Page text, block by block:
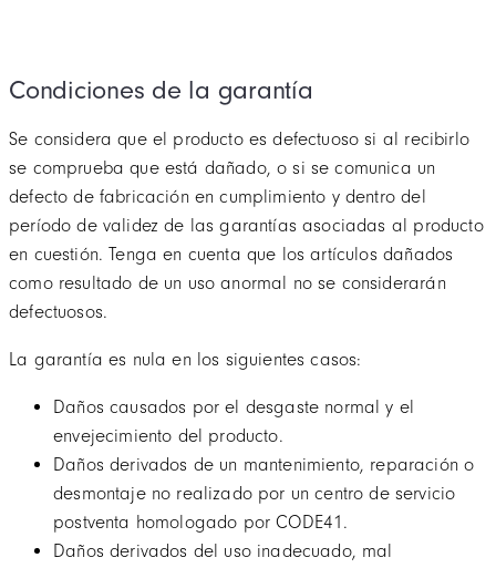
Condiciones de la garantía
Se considera que el producto es defectuoso si al recibirlo
se comprueba que está dañado, o si se comunica un
defecto de fabricación en cumplimiento y dentro del
período de validez de las garantías asociadas al producto
en cuestión. Tenga en cuenta que los artículos dañados
como resultado de un uso anormal no se considerarán
defectuosos.
La garantía es nula en los siguientes casos:
Daños causados por el desgaste normal y el
envejecimiento del producto.
Daños derivados de un mantenimiento, reparación o
desmontaje no realizado por un centro de servicio
postventa homologado por CODE41.
Daños derivados del uso inadecuado, mal